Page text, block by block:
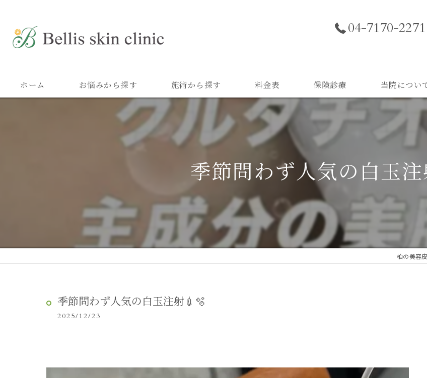
04-7170-2271
ホーム お悩みから探す 施術から探す 料金表 保険診療 当院につい
二重顎
スキンケア
季節問わず人気の白玉注
柏の美容
季節問わず人気の白玉注射💉🫧
2025/12/23